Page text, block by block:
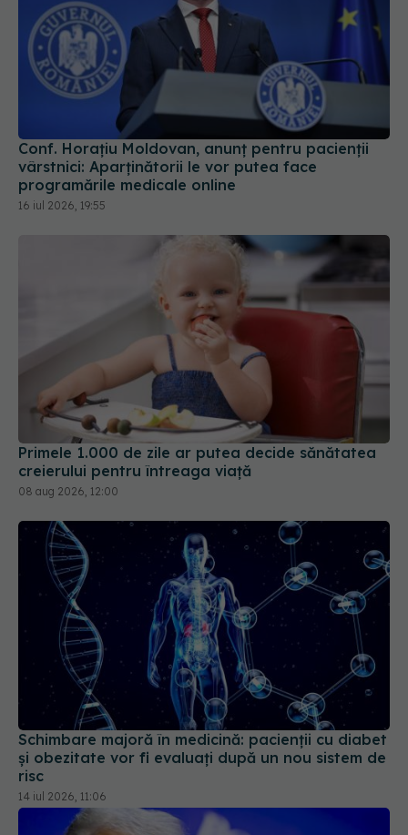
Conf. Horațiu Moldovan, anunț pentru pacienții
vârstnici: Aparținătorii le vor putea face
programările medicale online
16 iul 2026, 19:55
Primele 1.000 de zile ar putea decide sănătatea
creierului pentru întreaga viață
08 aug 2026, 12:00
Schimbare majoră în medicină: pacienții cu diabet
și obezitate vor fi evaluați după un nou sistem de
risc
14 iul 2026, 11:06